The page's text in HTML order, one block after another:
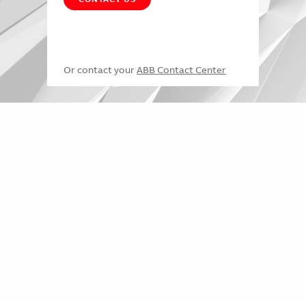
Or contact your ABB Contact Center